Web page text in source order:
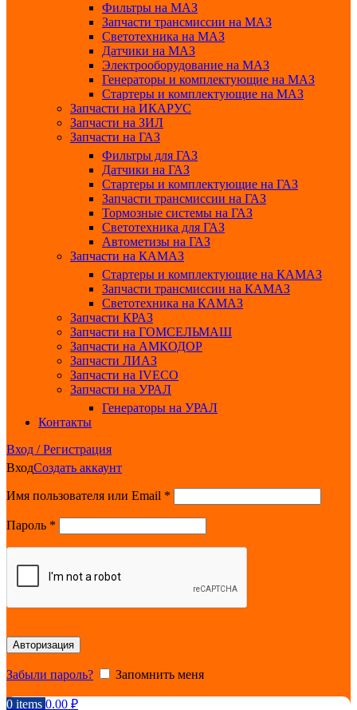
Фильтры на МАЗ
Запчасти трансмиссии на МАЗ
Светотехника на МАЗ
Датчики на МАЗ
Электрооборудование на МАЗ
Генераторы и комплектующие на МАЗ
Стартеры и комплектующие на МАЗ
Запчасти на ИКАРУС
Запчасти на ЗИЛ
Запчасти на ГАЗ
Фильтры для ГАЗ
Датчики на ГАЗ
Стартеры и комплектующие на ГАЗ
Запчасти трансмиссии на ГАЗ
Тормозные системы на ГАЗ
Светотехника для ГАЗ
Автометизы на ГАЗ
Запчасти на КАМАЗ
Стартеры и комплектующие на КАМАЗ
Запчасти трансмиссии на КАМАЗ
Светотехника на КАМАЗ
Запчасти КРАЗ
Запчасти на ГОМСЕЛЬМАШ
Запчасти на АМКОДОР
Запчасти ЛИАЗ
Запчасти на IVECO
Запчасти на УРАЛ
Генераторы на УРАЛ
Контакты
Вход / Регистрация
ВходСоздать аккаунт
Имя пользователя или Email *
Пароль *
Авторизация
Забыли пароль? Запомнить меня
0 items 0.00 ₽